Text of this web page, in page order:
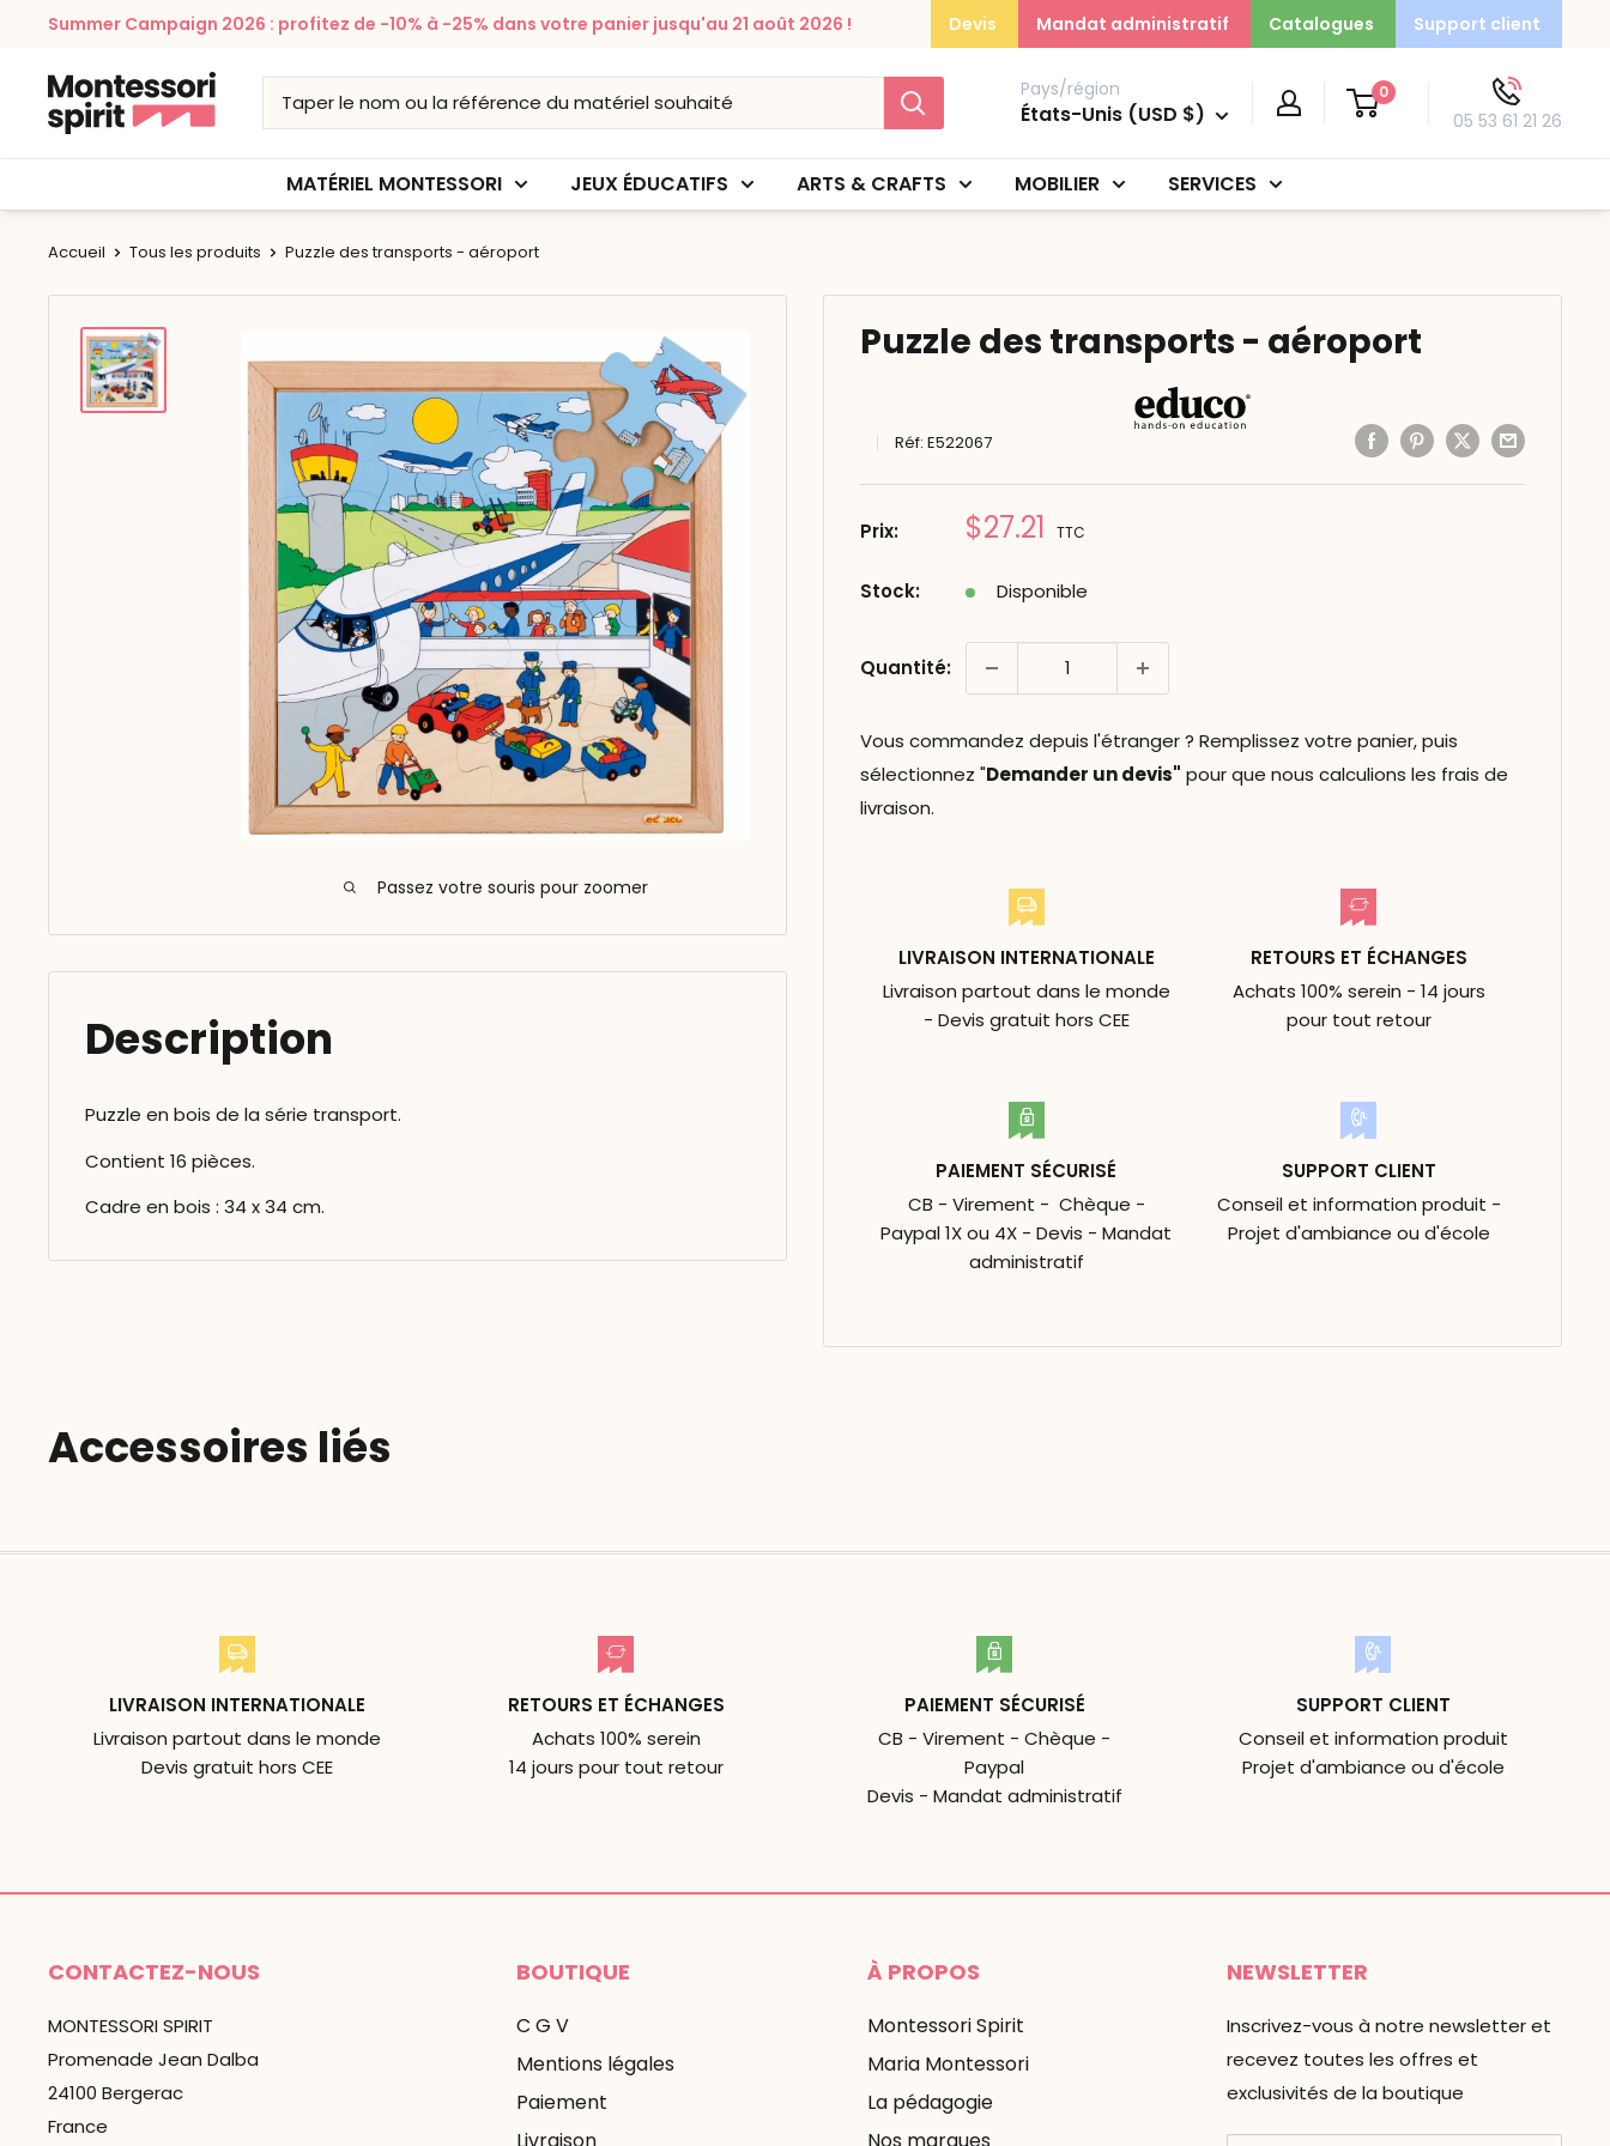
Passer
contenu
Summer Campaign 2026 : profitez de -10% à -25% dans votre panier jusqu'au 21 août 2026 ! Devis Mandat administratif Catalogues Support client
Montessori
Spirit
Pays/région
États-Unis (USD $)
0
05 53 61 21 26
MATÉRIEL MONTESSORI JEUX ÉDUCATIFS ARTS & CRAFTS MOBILIER SERVICES
Accueil Tous les produits Puzzle des transports - aéroport
Passez votre souris pour zoomer
Puzzle des transports - aéroport
Réf: E522067
Prix: Prix
$27.21 TTC
Stock: Disponible
Quantité:
Vous commandez depuis l'étranger ? Remplissez votre panier, puis
sélectionnez "Demander un devis" pour que nous calculions les frais de
livraison.
LIVRAISON INTERNATIONALE
Livraison partout dans le monde
- Devis gratuit hors CEE
RETOURS ET ÉCHANGES
Achats 100% serein - 14 jours
pour tout retour
PAIEMENT SÉCURISÉ
CB - Virement - Chèque -
Paypal 1X ou 4X - Devis - Mandat
administratif
SUPPORT CLIENT
Conseil et information produit -
Projet d'ambiance ou d'école
Description
Puzzle en bois de la série transport.
Contient 16 pièces.
Cadre en bois : 34 x 34 cm.
Accessoires liés
LIVRAISON INTERNATIONALE
Livraison partout dans le monde
Devis gratuit hors CEE
RETOURS ET ÉCHANGES
Achats 100% serein
14 jours pour tout retour
PAIEMENT SÉCURISÉ
CB - Virement - Chèque -
Paypal
Devis - Mandat administratif
SUPPORT CLIENT
Conseil et information produit
Projet d'ambiance ou d'école
CONTACTEZ-NOUS
MONTESSORI SPIRIT
Promenade Jean Dalba
24100 Bergerac
France
BOUTIQUE
C G V
Mentions légales
Paiement
Livraison
À PROPOS
Montessori Spirit
Maria Montessori
La pédagogie
Nos marques
NEWSLETTER
Inscrivez-vous à notre newsletter et
recevez toutes les offres et
exclusivités de la boutique